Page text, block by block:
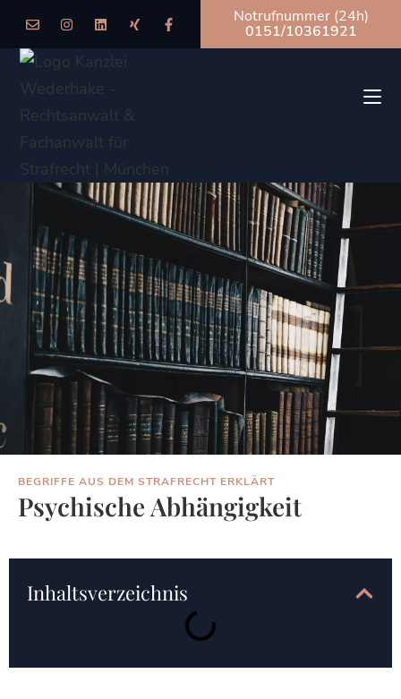
Notrufnummer (24h)
0151/10361921
BEGRIFFE AUS DEM STRAFRECHT ERKLÄRT
Psychische Abhängigkeit
Inhaltsverzeichnis